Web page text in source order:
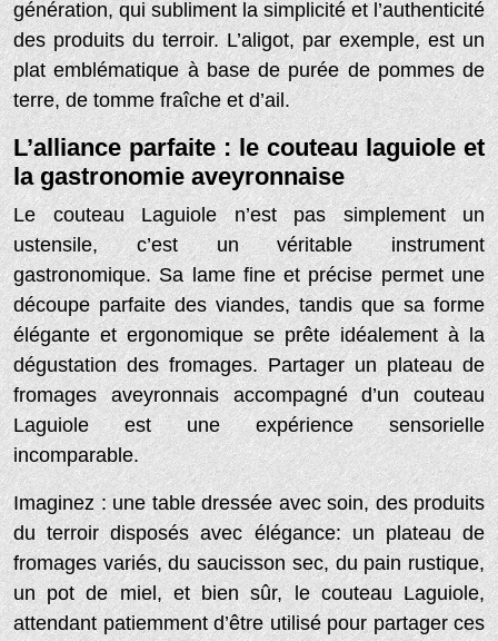
génération, qui subliment la simplicité et l’authenticité
des produits du terroir. L’aligot, par exemple, est un
plat emblématique à base de purée de pommes de
terre, de tomme fraîche et d’ail.
L’alliance parfaite : le couteau laguiole et
la gastronomie aveyronnaise
Le couteau Laguiole n’est pas simplement un
ustensile, c’est un véritable instrument
gastronomique. Sa lame fine et précise permet une
découpe parfaite des viandes, tandis que sa forme
élégante et ergonomique se prête idéalement à la
dégustation des fromages. Partager un plateau de
fromages aveyronnais accompagné d’un couteau
Laguiole est une expérience sensorielle
incomparable.
Imaginez : une table dressée avec soin, des produits
du terroir disposés avec élégance: un plateau de
fromages variés, du saucisson sec, du pain rustique,
un pot de miel, et bien sûr, le couteau Laguiole,
attendant patiemment d’être utilisé pour partager ces